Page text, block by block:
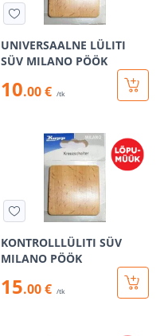
UNIVERSAALNE LÜLITI
SÜV MILANO PÖÖK
10.00 € /tk
KONTROLLLÜLITI SÜV
MILANO PÖÖK
15.00 € /tk